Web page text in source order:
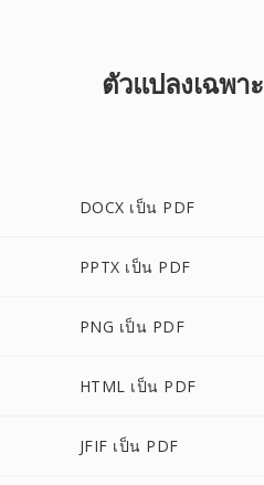
ตัวแปลงเฉพาะ
DOCX เป็น PDF
PPTX เป็น PDF
PNG เป็น PDF
HTML เป็น PDF
JFIF เป็น PDF